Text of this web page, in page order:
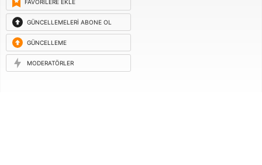
FAVORILERE EKLE
GÜNCELLEMELERI ABONE OL
GÜNCELLEME
ISTEĞI
MODERATÖRLER